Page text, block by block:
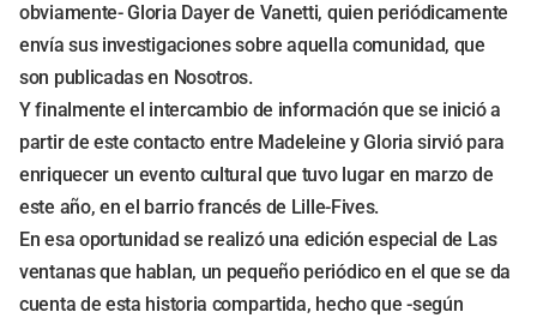
obviamente- Gloria Dayer de Vanetti, quien periódicamente
envía sus investigaciones sobre aquella comunidad, que
son publicadas en Nosotros.
Y finalmente el intercambio de información que se inició a
partir de este contacto entre Madeleine y Gloria sirvió para
enriquecer un evento cultural que tuvo lugar en marzo de
este año, en el barrio francés de Lille-Fives.
En esa oportunidad se realizó una edición especial de Las
ventanas que hablan, un pequeño periódico en el que se da
cuenta de esta historia compartida, hecho que -según